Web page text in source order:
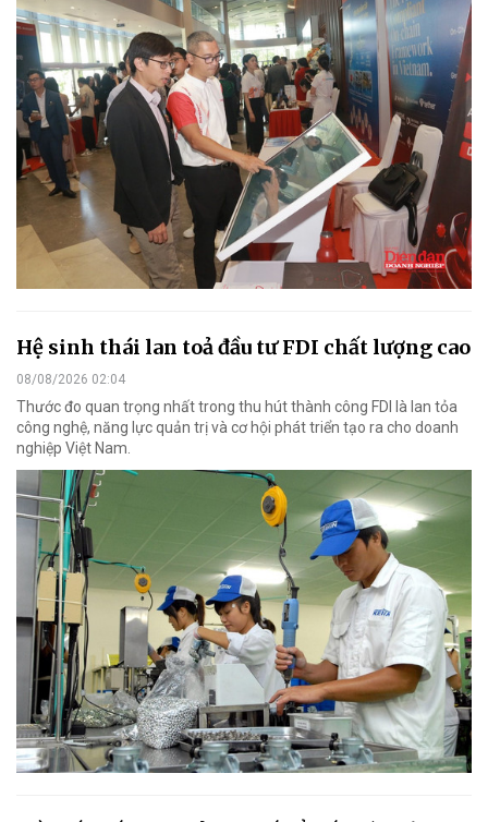
Hệ sinh thái lan toả đầu tư FDI chất lượng cao
08/08/2026 02:04
Thước đo quan trọng nhất trong thu hút thành công FDI là lan tỏa
công nghệ, năng lực quản trị và cơ hội phát triển tạo ra cho doanh
nghiệp Việt Nam.